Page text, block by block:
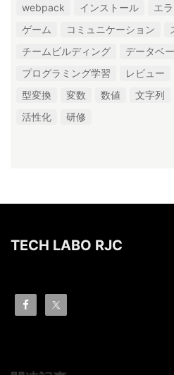
webpack
インストール エ
ゲーム
コミュニケーション
チームビルディング
データベ
プログラミング学習
レビュー
型変換
変数 数値 文字列
活性化
研修
TECH LABO RJC